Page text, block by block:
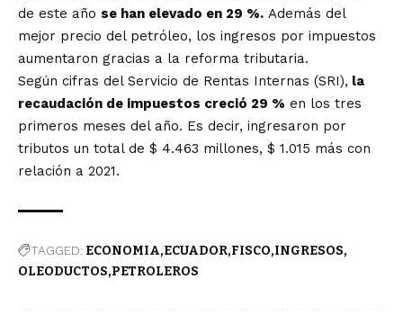
de este año se han elevado en 29 %. Además del
mejor precio del petróleo, los ingresos por impuestos
aumentaron gracias a la reforma tributaria.
Según cifras del Servicio de Rentas Internas (SRI), la
recaudación de impuestos creció 29 % en los tres
primeros meses del año. Es decir, ingresaron por
tributos un total de $ 4.463 millones, $ 1.015 más con
relación a 2021.
TAGGED: ECONOMIA ECUADOR FISCO INGRESOS
OLEODUCTOS PETROLEROS